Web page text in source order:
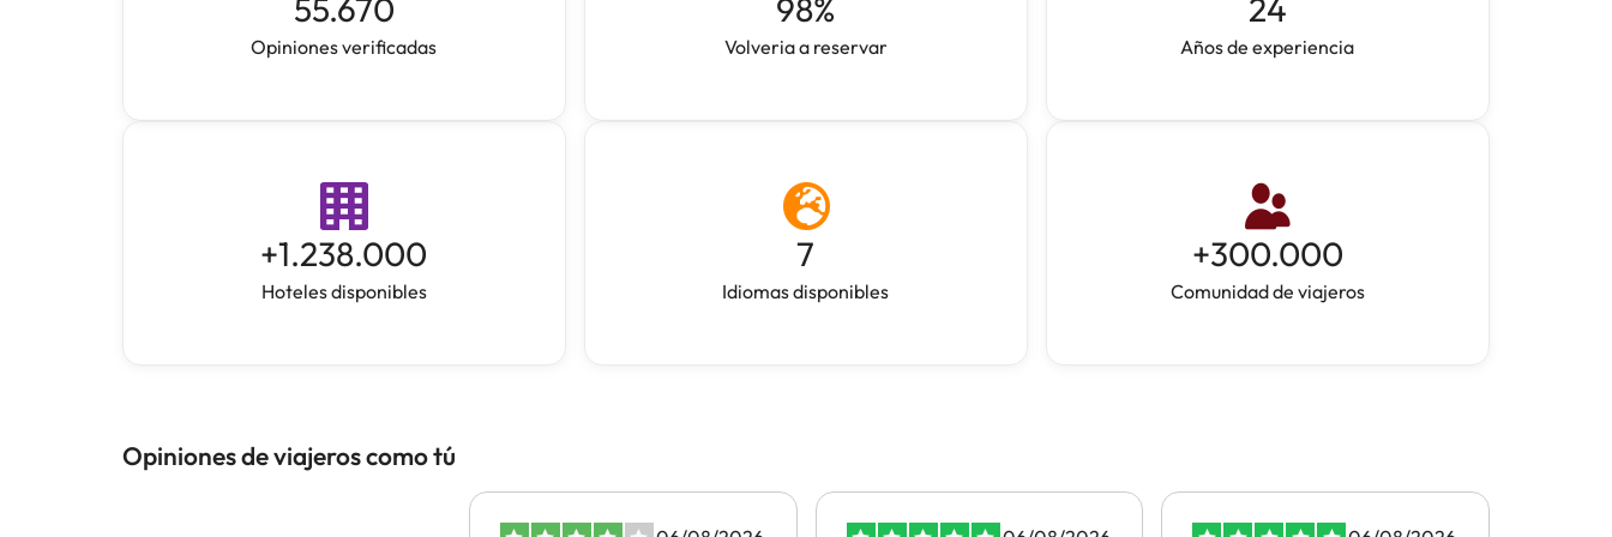
55.670
Opiniones verificadas
98%
Volveria a reservar
24
Años de experiencia
+1.238.000
Hoteles disponibles
7
Idiomas disponibles
+300.000
Comunidad de viajeros
Opiniones de viajeros como tú